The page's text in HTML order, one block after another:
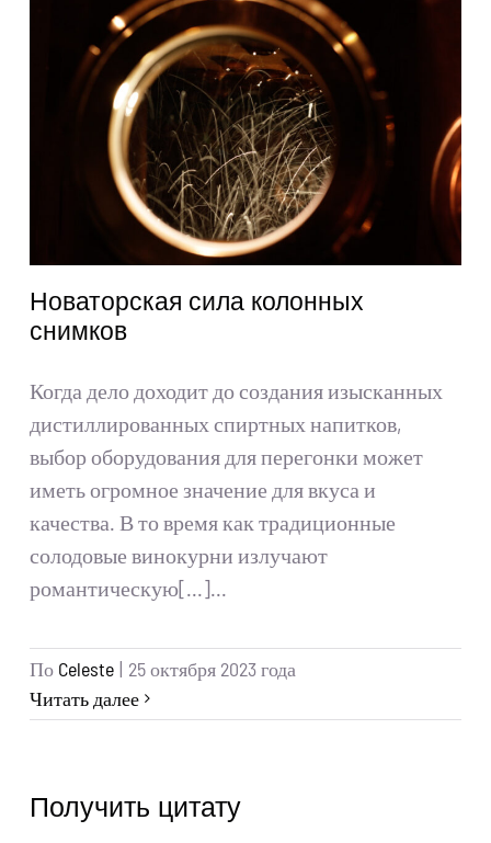
Получить цитату
Искать:
Русский
Новаторская сила колонных
снимков
Когда дело доходит до создания изысканных
дистиллированных спиртных напитков,
выбор оборудования для перегонки может
иметь огромное значение для вкуса и
качества. В то время как традиционные
солодовые винокурни излучают
романтическую[...]...
По Celeste | 25 октября 2023 года
Читать далее
Получить цитату